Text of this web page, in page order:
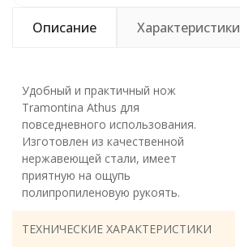
Описание Характеристики
Удобный и практичный нож
Tramontina Athus для
повседневного использования.
Изготовлен из качественной
нержавеющей стали, имеет
приятную на ощупь
полипропиленовую рукоять.
ТЕХНИЧЕСКИЕ ХАРАКТЕРИСТИКИ